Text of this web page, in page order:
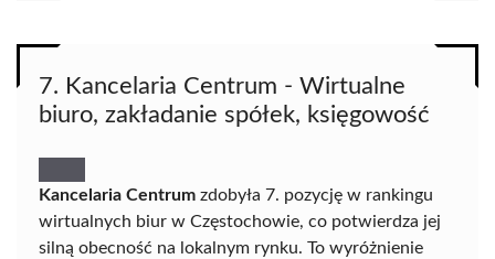
7. Kancelaria Centrum - Wirtualne
biuro, zakładanie spółek, księgowość
Kancelaria Centrum zdobyła 7. pozycję w rankingu
wirtualnych biur w Częstochowie, co potwierdza jej
silną obecność na lokalnym rynku. To wyróżnienie